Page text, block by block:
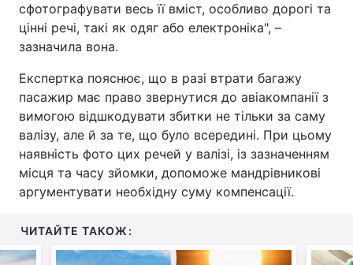
сфотографувати весь її вміст, особливо дорогі та
цінні речі, такі як одяг або електроніка", –
зазначила вона.
Експертка пояснює, що в разі втрати багажу
пасажир має право звернутися до авіакомпанії з
вимогою відшкодувати збитки не тільки за саму
валізу, але й за те, що було всередині. При цьому
наявність фото цих речей у валізі, із зазначенням
місця та часу зйомки, допоможе мандрівникові
аргументувати необхідну суму компенсації.
ЧИТАЙТЕ ТАКОЖ: